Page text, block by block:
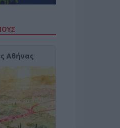
Αθήνας